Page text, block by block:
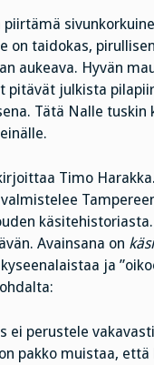
piirtämä
on taidokas,
aukeava. Hyvän
pitävät julkista
Tätä Nalle tuskin
Timo
Avainsana on
ja
ei perustele vakavasti
pakko muistaa, että